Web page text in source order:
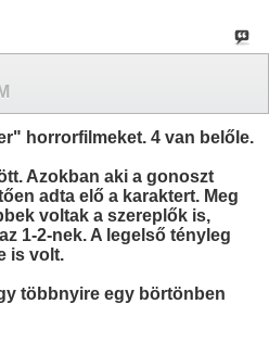
horrorfilmeket. 4 van belőle.
Azokban aki a gonoszt
adta elő a karaktert. Meg
voltak a szereplők is,
1-2-nek. A legelső tényleg
is volt.
többnyire egy börtönben